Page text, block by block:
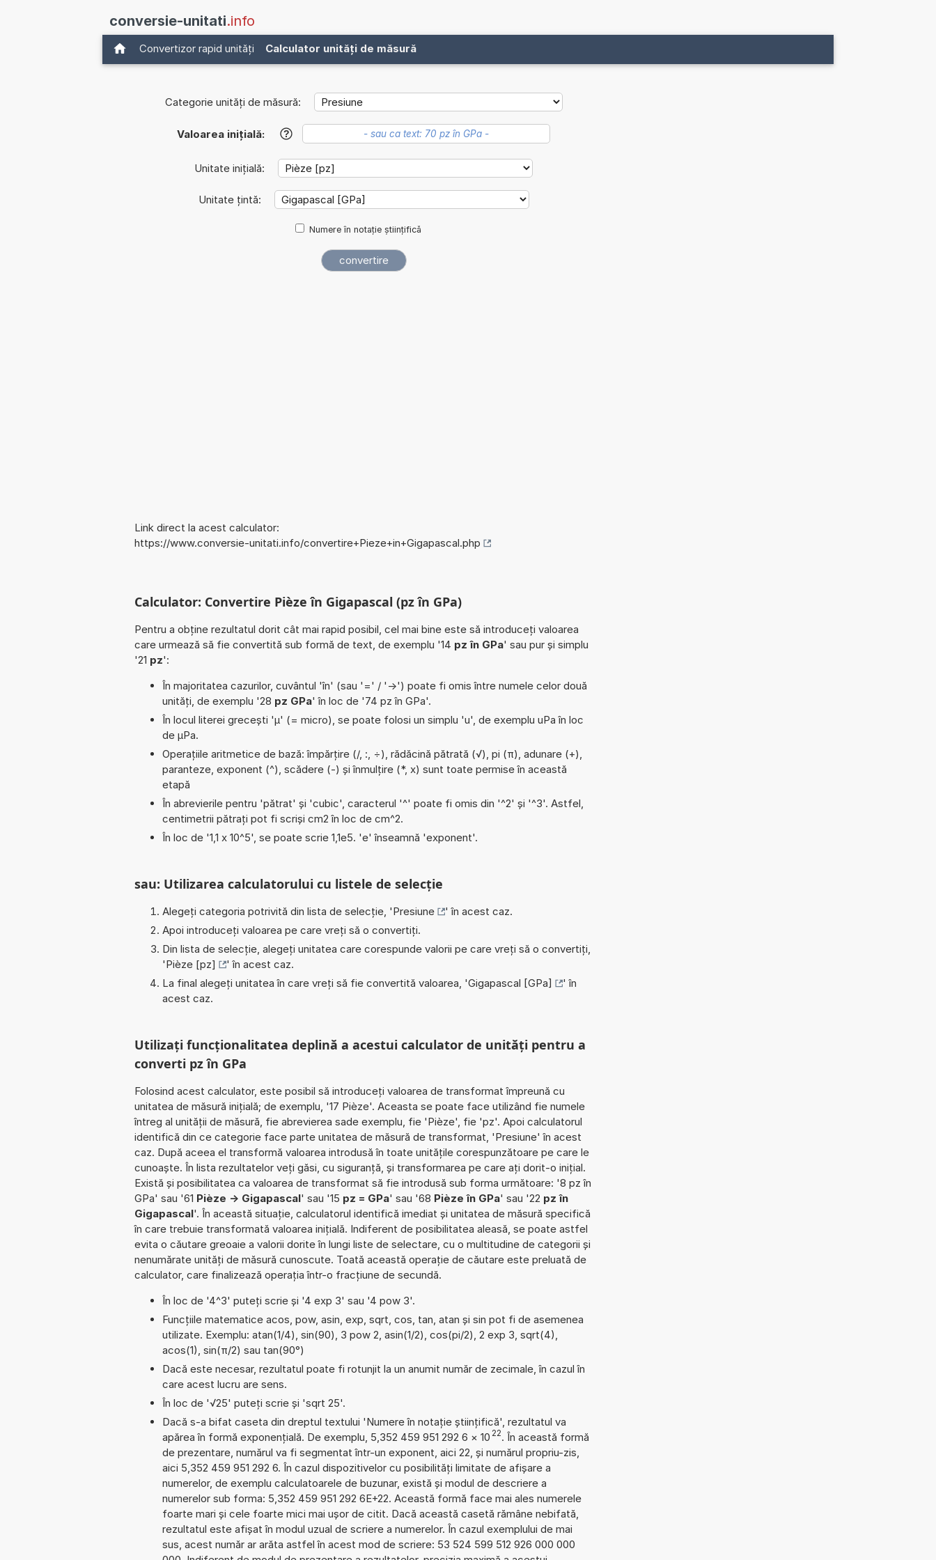
conversie-unitati.info
Convertizor rapid unități Calculator unități de măsură
Categorie unități de măsură:
Valoarea inițială: ?
Unitate inițială:
Unitate țintă:
Numere în notație științifică
Link direct la acest calculator:
https://www.conversie-unitati.info/convertire+Pieze+in+Gigapascal.php
Calculator: Convertire Pièze în Gigapascal (pz în GPa)
Pentru a obține rezultatul dorit cât mai rapid posibil, cel mai bine este să introduceți valoarea
care urmează să fie convertită sub formă de text, de exemplu '14 pz în GPa' sau pur și simplu
'21 pz':
În majoritatea cazurilor, cuvântul 'în' (sau '=' / '->') poate fi omis între numele celor două
unități, de exemplu '28 pz GPa' în loc de '74 pz în GPa'.
În locul literei grecești 'µ' (= micro), se poate folosi un simplu 'u', de exemplu uPa în loc
de µPa.
Operațiile aritmetice de bază: împărțire (/, :, ÷), rădăcină pătrată (√), pi (π), adunare (+),
paranteze, exponent (^), scădere (-) și înmulțire (*, x) sunt toate permise în această
etapă
În abrevierile pentru 'pătrat' și 'cubic', caracterul '^' poate fi omis din '^2' și '^3'. Astfel,
centimetrii pătrați pot fi scriși cm2 în loc de cm^2.
În loc de '1,1 x 10^5', se poate scrie 1,1e5. 'e' înseamnă 'exponent'.
sau: Utilizarea calculatorului cu listele de selecție
Alegeți categoria potrivită din lista de selecție, 'Presiune
' în acest caz.
Apoi introduceți valoarea pe care vreți să o convertiți.
Din lista de selecție, alegeți unitatea care corespunde valorii pe care vreți să o convertiți,
'Pièze [pz]
' în acest caz.
La final alegeți unitatea în care vreți să fie convertită valoarea, 'Gigapascal [GPa]
' în
acest caz.
Utilizați funcționalitatea deplină a acestui calculator de unități pentru a
converti pz în GPa
Folosind acest calculator, este posibil să introduceți valoarea de transformat împreună cu
unitatea de măsură inițială; de exemplu, '17 Pièze'. Aceasta se poate face utilizând fie numele
întreg al unității de măsură, fie abrevierea sade exemplu, fie 'Pièze', fie 'pz'. Apoi calculatorul
identifică din ce categorie face parte unitatea de măsură de transformat, 'Presiune' în acest
caz. După aceea el transformă valoarea introdusă în toate unitățile corespunzătoare pe care le
cunoaște. În lista rezultatelor veți găsi, cu siguranță, și transformarea pe care ați dorit-o inițial.
Există și posibilitatea ca valoarea de transformat să fie introdusă sub forma următoare: '8 pz în
GPa' sau '61 Pièze -> Gigapascal' sau '15 pz = GPa' sau '68 Pièze în GPa' sau '22 pz în
Gigapascal'. În această situație, calculatorul identifică imediat și unitatea de măsură specifică
în care trebuie transformată valoarea inițială. Indiferent de posibilitatea aleasă, se poate astfel
evita o căutare greoaie a valorii dorite în lungi liste de selectare, cu o multitudine de categorii și
nenumărate unități de măsură cunoscute. Toată această operație de căutare este preluată de
calculator, care finalizează operația într-o fracțiune de secundă.
În loc de '4^3' puteți scrie și '4 exp 3' sau '4 pow 3'.
Funcțiile matematice acos, pow, asin, exp, sqrt, cos, tan, atan și sin pot fi de asemenea
utilizate. Exemplu: atan(1/4), sin(90), 3 pow 2, asin(1/2), cos(pi/2), 2 exp 3, sqrt(4),
acos(1), sin(π/2) sau tan(90°)
Dacă este necesar, rezultatul poate fi rotunjit la un anumit număr de zecimale, în cazul în
care acest lucru are sens.
În loc de '√25' puteți scrie și 'sqrt 25'.
Dacă s-a bifat caseta din dreptul textului 'Numere în notație științifică', rezultatul va
apărea în formă exponențială. De exemplu, 5,352 459 951 292 6 × 10 22. În această formă
de prezentare, numărul va fi segmentat într-un exponent, aici 22, și numărul propriu-zis,
aici 5,352 459 951 292 6. În cazul dispozitivelor cu posibilități limitate de afișare a
numerelor, de exemplu calculatoarele de buzunar, există și modul de descriere a
numerelor sub forma: 5,352 459 951 292 6E+22. Această formă face mai ales numerele
foarte mari și cele foarte mici mai ușor de citit. Dacă această casetă rămâne nebifată,
rezultatul este afișat în modul uzual de scriere a numerelor. În cazul exemplului de mai
sus, acest număr ar arăta astfel în acest mod de scriere: 53 524 599 512 926 000 000